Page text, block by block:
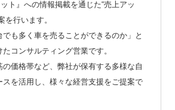
ト』への情報掲載を通じた“売上アッ
を行います。
でも多く車を売ることができるのか」と
コンサルティング営業です。
の価格帯など、弊社が保有する多様な自
スを活用し、様々な経営支援をご提案で